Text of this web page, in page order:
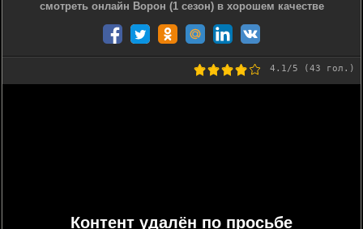
смотреть онлайн Ворон (1 сезон) в хорошем качестве
4.1/5 (43 гол.)
Контент удалён по просьбе